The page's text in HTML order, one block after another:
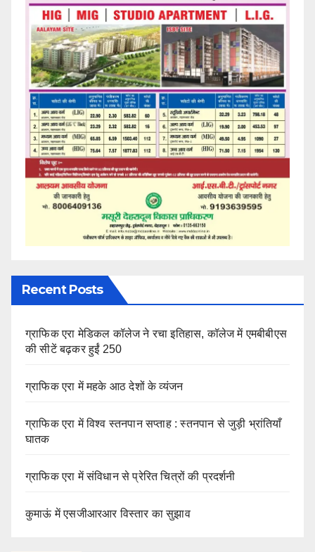
Recent Posts
ग्राफिक एरा मेडिकल कॉलेज ने रचा इतिहास, कॉलेज में एमबीबीएस
की सीटें बढ़कर हुईं 250
ग्राफिक एरा में महके आठ देशों के व्यंजन
ग्राफिक एरा में विश्व स्तनपान सप्ताह : स्तनपान से जुड़ी भ्रांतियाँ
घातक
ग्राफिक एरा में संविधान से प्रेरित चित्रों की प्रदर्शनी
कुमाऊं में एसजीआरआर विस्तार का सुझाव